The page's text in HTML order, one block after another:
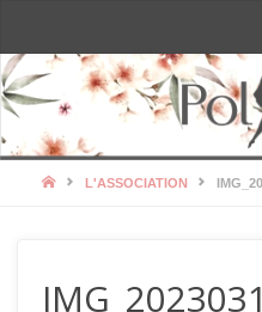
HOMEL'ASSOCIATION